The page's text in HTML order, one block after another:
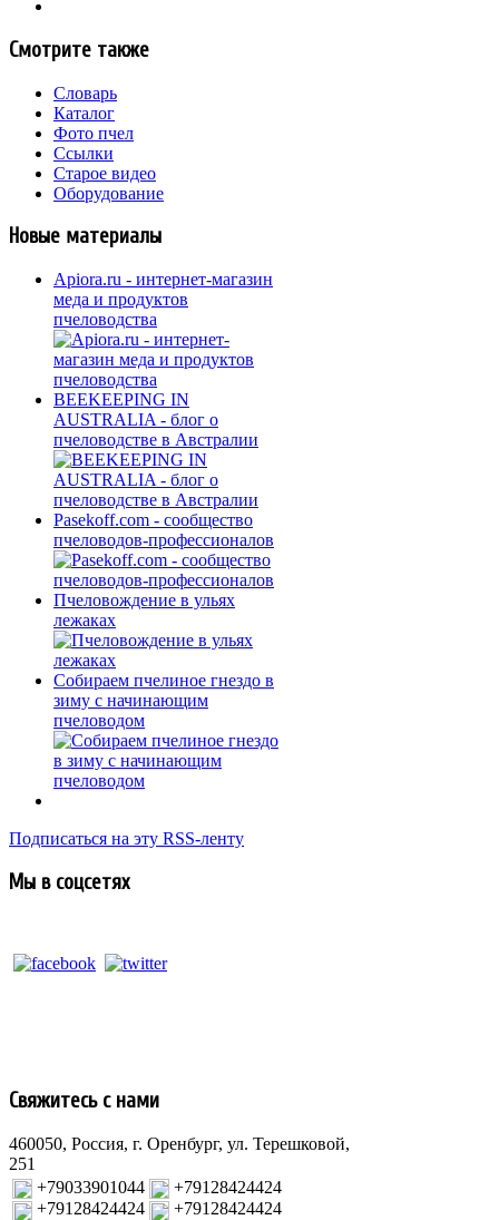
Смотрите также
Словарь
Каталог
Фото пчел
Ссылки
Старое видео
Оборудование
Новые материалы
Apiora.ru - интернет-магазин
меда и продуктов
пчеловодства
BEEKEEPING IN
AUSTRALIA - блог о
пчеловодстве в Австралии
Pasekoff.com - сообщество
пчеловодов-профессионалов
Пчеловождение в ульях
лежаках
Собираем пчелиное гнездо в
зиму с начинающим
пчеловодом
Подписаться на эту RSS-ленту
Мы в соцсетях
Свяжитесь с нами
460050, Россия, г. Оренбург, ул. Терешковой,
251
+79033901044
+79128424424
+79128424424
+79128424424